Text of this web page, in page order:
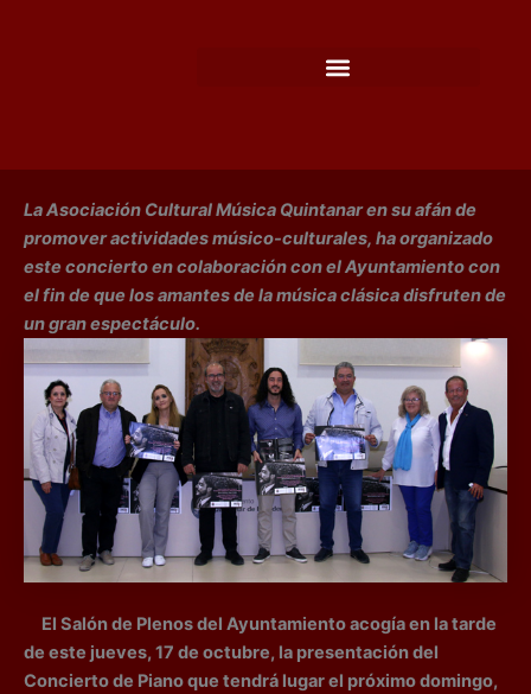
La Asociación Cultural Música Quintanar en su afán de
promover actividades músico-culturales, ha organizado
este concierto en colaboración con el Ayuntamiento con
el fin de que los amantes de la música clásica disfruten de
un gran espectáculo.
El Salón de Plenos del Ayuntamiento acogía en la tarde
de este jueves, 17 de octubre, la presentación del
Concierto de Piano que tendrá lugar el próximo domingo,